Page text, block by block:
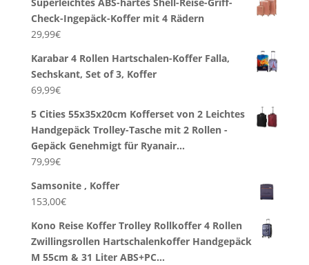
Check-Ingepäck-Koffer mit 4 Rädern
29,99€
Karabar 4 Rollen Hartschalen-Koffer Falla,
Sechskant, Set of 3, Koffer
69,99€
5 Cities 55x35x20cm Kofferset von 2 Leichtes
Handgepäck Trolley-Tasche mit 2 Rollen -
Gepäck Genehmigt für Ryanair…
79,99€
Samsonite , Koffer
153,00€
Kono Reise Koffer Trolley Rollkoffer 4 Rollen
Zwillingsrollen Hartschalenkoffer Handgepäck
M 55cm & 31 Liter ABS+PC…